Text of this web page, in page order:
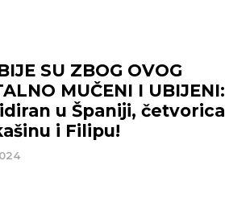
SU ZBOG OVOG
MUČENI I UBIJENI:
u Španiji, četvorica
i Filipu!